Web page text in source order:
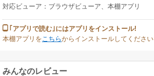
対応ビューア：ブラウザビューア、本棚アプリ
｢アプリで読む｣にはアプリをインストール!
本棚アプリを こちらからインストールしてください
みんなのレビュー